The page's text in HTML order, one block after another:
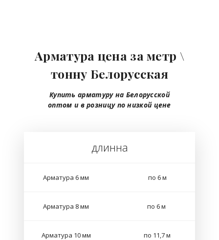
Арматура цена за метр \
тонну Белорусская
Купить арматуру на Белорусской
оптом и в розницу по низкой цене
длинна
Арматура 6 мм по 6 м
Арматура 8 мм по 6 м
Арматура 10 мм по 11,7 м